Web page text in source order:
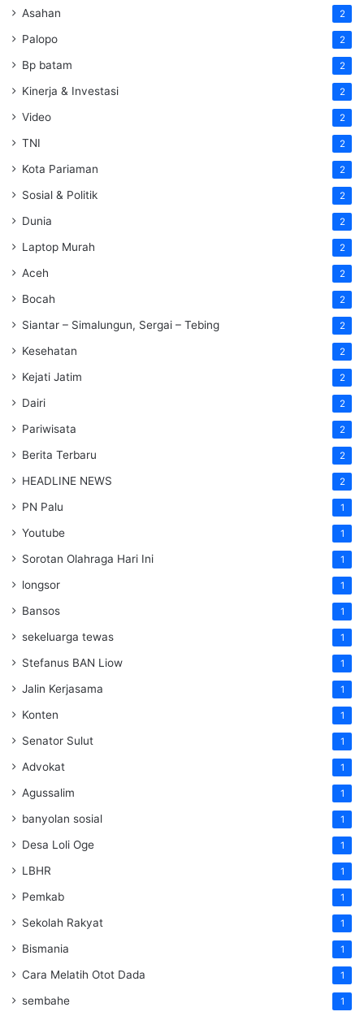
Asahan 2
Palopo 2
Bp batam 2
Kinerja & Investasi 2
Video 2
TNI 2
Kota Pariaman 2
Sosial & Politik 2
Dunia 2
Laptop Murah 2
Aceh 2
Bocah 2
Siantar – Simalungun, Sergai – Tebing 2
Kesehatan 2
Kejati Jatim 2
Dairi 2
Pariwisata 2
Berita Terbaru 2
HEADLINE NEWS 2
PN Palu 1
Youtube 1
Sorotan Olahraga Hari Ini 1
longsor 1
Bansos 1
sekeluarga tewas 1
Stefanus BAN Liow 1
Jalin Kerjasama 1
Konten 1
Senator Sulut 1
Advokat 1
Agussalim 1
banyolan sosial 1
Desa Loli Oge 1
LBHR 1
Pemkab 1
Sekolah Rakyat 1
Bismania 1
Cara Melatih Otot Dada 1
sembahe 1